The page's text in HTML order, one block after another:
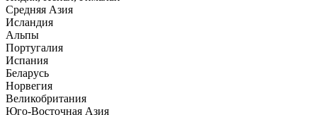
Средняя Азия
Исландия
Альпы
Португалия
Испания
Беларусь
Норвегия
Великобритания
Юго-Восточная Азия